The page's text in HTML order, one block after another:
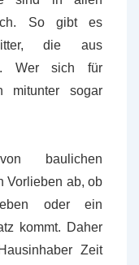
So gibt es
die aus
Wer sich für
mitunter sogar
baulichen
Vorlieben ab, ob
oder ein
kommt. Daher
Zeit